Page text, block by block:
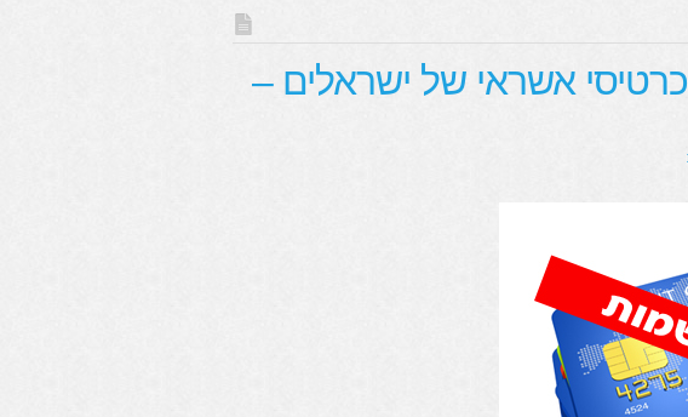
אנונימוס פרצו 400,000 כרטיסי אשראי של ישראלים –